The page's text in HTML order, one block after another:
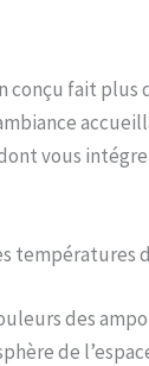
conçu fait plus
vous
températures
des
de